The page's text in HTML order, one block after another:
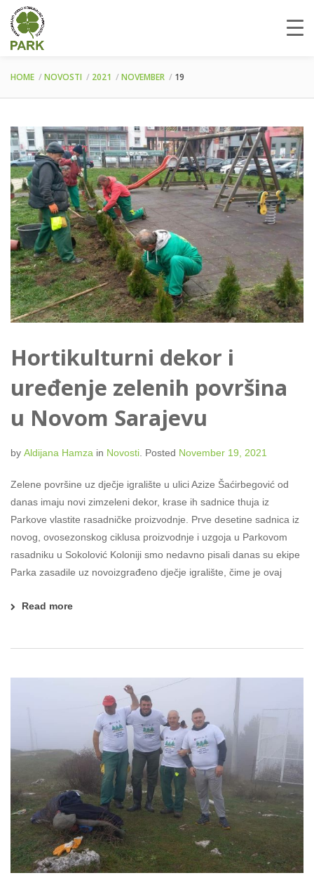
HOME NOVOSTI 2021 NOVEMBER 19
Hortikulturni dekor i
uređenje zelenih površina
u Novom Sarajevu
by Aldijana Hamza in Novosti Posted November 19, 2021
Zelene površine uz dječje igralište u ulici Azize Šaćirbegović od
danas imaju novi zimzeleni dekor, krase ih sadnice thuja iz
Parkove vlastite rasadničke proizvodnje. Prve desetine sadnica iz
novog, ovosezonskog ciklusa proizvodnje i uzgoja u Parkovom
rasadniku u Sokolović Koloniji smo nedavno pisali danas su ekipe
Parka zasadile uz novoizgrađeno dječje igralište, čime je ovaj
Read more